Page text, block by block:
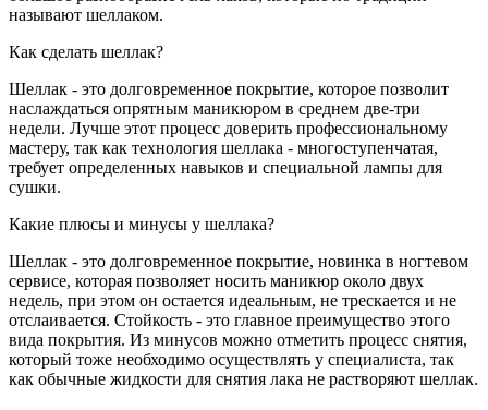
называют шеллаком.
Как сделать шеллак?
Шеллак - это долговременное покрытие, которое позволит
наслаждаться опрятным маникюром в среднем две-три
недели. Лучше этот процесс доверить профессиональному
мастеру, так как технология шеллака - многоступенчатая,
требует определенных навыков и специальной лампы для
сушки.
Какие плюсы и минусы у шеллака?
Шеллак - это долговременное покрытие, новинка в ногтевом
сервисе, которая позволяет носить маникюр около двух
недель, при этом он остается идеальным, не трескается и не
отслаивается. Стойкость - это главное преимущество этого
вида покрытия. Из минусов можно отметить процесс снятия,
который тоже необходимо осуществлять у специалиста, так
как обычные жидкости для снятия лака не растворяют шеллак.